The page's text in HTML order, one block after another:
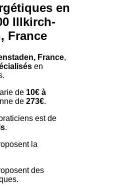
en
Illkirch-
France
France,
en
de 10€ à
de 273€.
est de
.
la
des